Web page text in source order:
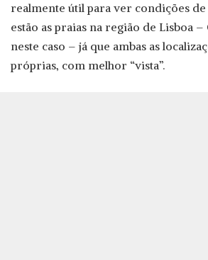
realmente útil para ver condições
estão as praias na região de Lisboa –
neste caso – já que ambas as
próprias, com melhor “vista”.